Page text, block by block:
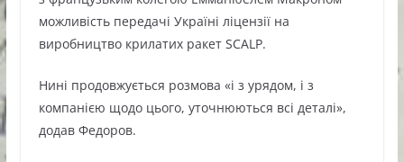
можливість передачі Україні ліцензії на
виробництво крилатих ракет SCALP.
Нині продовжується розмова «і з урядом, і з
компанією щодо цього, уточнюються всі деталі»,
додав Федоров.